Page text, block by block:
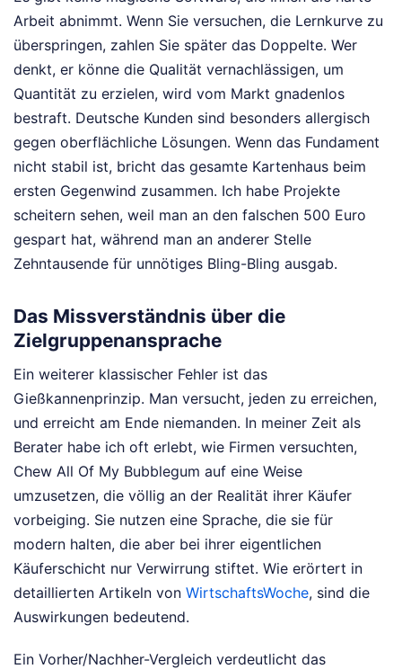
Arbeit abnimmt. Wenn Sie versuchen, die Lernkurve zu
überspringen, zahlen Sie später das Doppelte. Wer
denkt, er könne die Qualität vernachlässigen, um
Quantität zu erzielen, wird vom Markt gnadenlos
bestraft. Deutsche Kunden sind besonders allergisch
gegen oberflächliche Lösungen. Wenn das Fundament
nicht stabil ist, bricht das gesamte Kartenhaus beim
ersten Gegenwind zusammen. Ich habe Projekte
scheitern sehen, weil man an den falschen 500 Euro
gespart hat, während man an anderer Stelle
Zehntausende für unnötiges Bling-Bling ausgab.
Das Missverständnis über die
Zielgruppenansprache
Ein weiterer klassischer Fehler ist das
Gießkannenprinzip. Man versucht, jeden zu erreichen,
und erreicht am Ende niemanden. In meiner Zeit als
Berater habe ich oft erlebt, wie Firmen versuchten,
Chew All Of My Bubblegum auf eine Weise
umzusetzen, die völlig an der Realität ihrer Käufer
vorbeiging. Sie nutzen eine Sprache, die sie für
modern halten, die aber bei ihrer eigentlichen
Käuferschicht nur Verwirrung stiftet. Wie erörtert in
detaillierten Artikeln von WirtschaftsWoche, sind die
Auswirkungen bedeutend.
Ein Vorher/Nachher-Vergleich verdeutlicht das